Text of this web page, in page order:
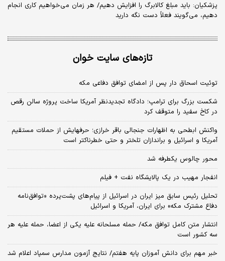
پزشکیان: باید مبلغ کالابرگ را افزایش دهیم/ هر زمان می‌خواهیم کاری انجام
دهیم، می‌گویند فعلاً دست نگه دارید
تازه‌های سایت خوان
توئیت اسحاق دار پس از امضای توافق دفاعی مکه
شکست بزرگ برای ترامپ؛ دادگاه تجدیدنظر آمریکا ساخت پروژه سالن رقص
در کاخ سفید را متوقف کرد
واکنش ابطحی به اظهارات جنجالی باقر خرازی؛ حرفهایش از حملات مستقیم
آمریکا و اسرائیل و براندازان تلختر و حتی خطرناکتر است
محور چالوس یکطرفه شد
انفجار مهیب در یک پالایشگاه نفت + فیلم
تحلیل رئیس سابق میز ایران در اسرائیل از پیام‌های پشت‌پرده «توافق‌نامه
دفاع مشترک مکه» برای ایران، آمریکا و اسرائیل
انتشار متن کامل توافق مکه/ حمله مسلحانه علیه یکی از اعضا، حمله علیه هر
سه کشور است
خبر مهم برای دانش آموزان پایه هفتم/ نتایج آزمون مدارس سمپاد اعلام شد